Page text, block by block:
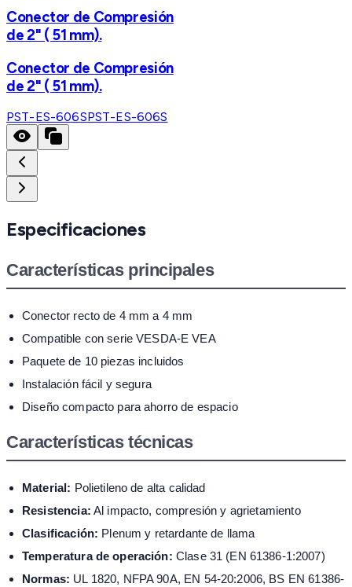
Conector de Compresión
de 2" ( 51 mm).
Conector de Compresión
de 2" ( 51 mm).
PST-ES-606SPST-ES-606S
Especificaciones
Características principales
Conector recto de 4 mm a 4 mm
Compatible con serie VESDA-E VEA
Paquete de 10 piezas incluidos
Instalación fácil y segura
Diseño compacto para ahorro de espacio
Características técnicas
Material: Polietileno de alta calidad
Resistencia: Al impacto, compresión y agrietamiento
Clasificación: Plenum y retardante de llama
Temperatura de operación: Clase 31 (EN 61386-1:2007)
Normas: UL 1820, NFPA 90A, EN 54-20:2006, BS EN 61386-